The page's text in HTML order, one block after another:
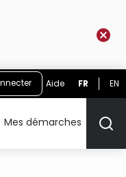
Aide FR EN
Mes démarches